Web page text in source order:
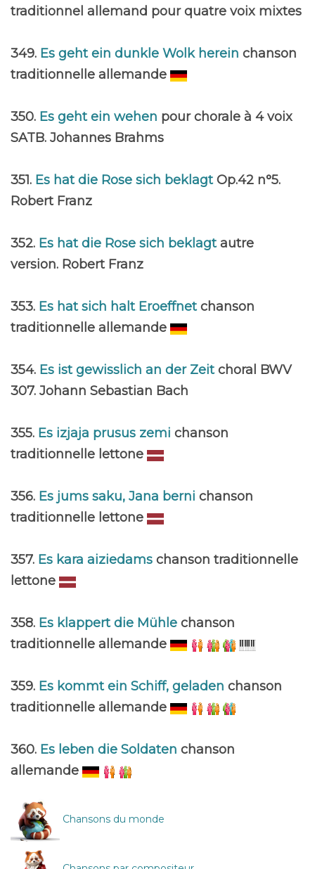
traditionnel allemand pour quatre voix mixtes
349. Es geht ein dunkle Wolk herein chanson
traditionnelle allemande
350. Es geht ein wehen pour chorale à 4 voix
SATB. Johannes Brahms
351. Es hat die Rose sich beklagtOp.42 n°5.
Robert Franz
352. Es hat die Rose sich beklagtautre
version. Robert Franz
353. Es hat sich halt Eroeffnetchanson
traditionnelle allemande
354. Es ist gewisslich an der Zeitchoral BWV
307. Johann Sebastian Bach
355. Es izjaja prusus zemi chanson
traditionnelle lettone
356. Es jums saku, Jana berni chanson
traditionnelle lettone
357. Es kara aiziedams chanson traditionnelle
lettone
358. Es klappert die Mühle chanson
traditionnelle allemande
359. Es kommt ein Schiff, geladen chanson
traditionnelle allemande
360. Es leben die Soldaten chanson
allemande
Chansons du monde